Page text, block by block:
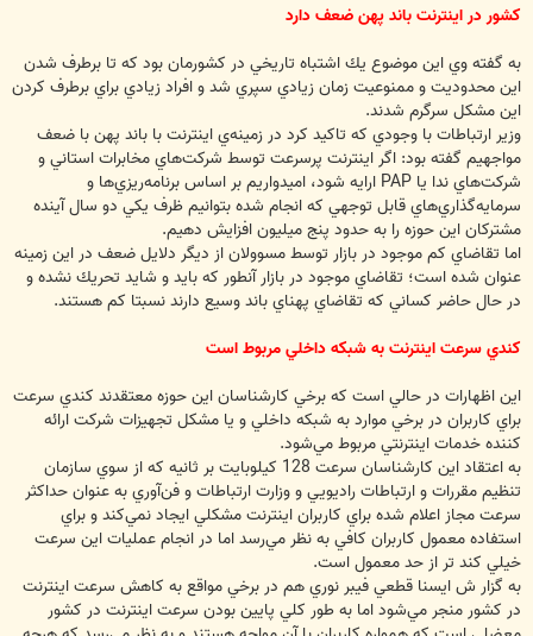
كشور در اينترنت باند پهن ضعف دارد
به گفته وي اين موضوع يك اشتباه تاريخي در كشورمان بود كه تا برطرف شدن
اين محدوديت و ممنوعيت زمان زيادي سپري شد و افراد زيادي براي برطرف كردن
اين مشكل سرگرم شدند.
وزير ارتباطات با وجودي كه تاكيد كرد در زمينه‌ي اينترنت با باند پهن با ضعف
مواجهيم گفته بود: اگر اينترنت پرسرعت توسط شركت‌هاي مخابرات استاني و
شركت‌هاي ندا يا PAP ارايه شود، اميدواريم بر اساس برنامه‌ريزي‌ها و
سرمايه‌گذاري‌هاي قابل توجهي كه انجام شده بتوانيم ظرف يكي دو سال آينده
مشتركان اين حوزه را به حدود پنج ميليون افزايش دهيم.
اما تقاضاي كم موجود در بازار توسط مسوولان از ديگر دلايل ضعف در اين زمينه
عنوان شده است؛ تقاضاي موجود در بازار آنطور كه بايد و شايد تحريك نشده و
در حال حاضر كساني كه تقاضاي پهناي باند وسيع دارند نسبتا كم هستند.
كندي سرعت اينترنت به شبكه داخلي مربوط است
اين اظهارات در حالي است كه برخي كارشناسان اين حوزه معتقدند کندي سرعت
براي کاربران در برخي موارد به شبکه داخلي و يا مشکل تجهيزات شرکت ارائه
کننده خدمات اينترنتي مربوط مي‌شود.
به اعتقاد اين كارشناسان سرعت 128 کيلوبايت بر ثانيه که از سوي سازمان
تنظيم مقررات و ارتباطات راديويي و وزارت ارتباطات و فن‌آوري به عنوان حداکثر
سرعت مجاز اعلام شده براي کاربران اينترنت مشکلي ايجاد نمي‌کند و براي
استفاده معمول کاربران کافي به نظر مي‌رسد اما در انجام عمليات اين سرعت
خيلي كند تر از حد معمول است.
به گزار ش ايسنا قطعي فيبر نوري هم در برخي مواقع به كاهش سرعت اينترنت
در كشور منجر مي‌شود اما به طور كلي پايين بودن سرعت اينترنت در كشور